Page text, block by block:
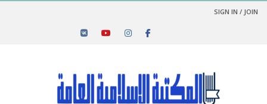
SIGN IN / JOIN